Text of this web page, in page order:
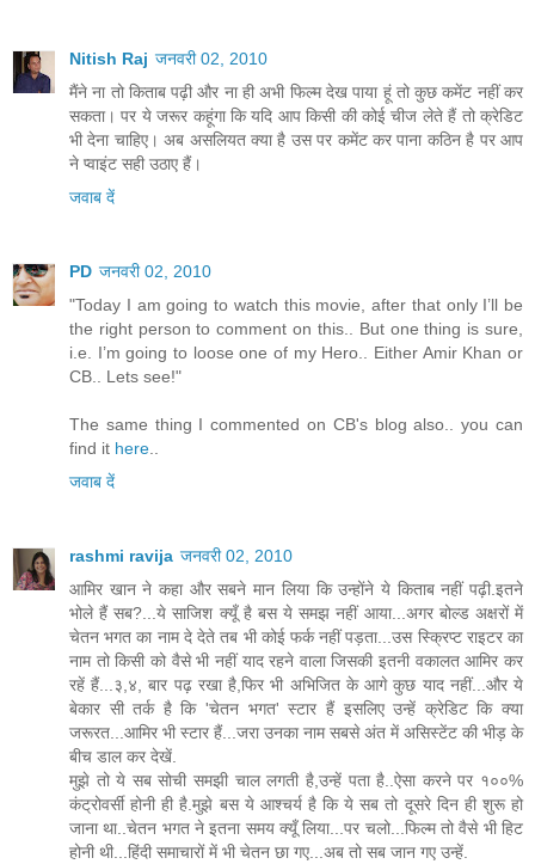
Nitish Raj जनवरी 02, 2010
मैंने ना तो किताब पढ़ी और ना ही अभी फिल्म देख पाया हूं तो कुछ कमेंट नहीं कर
सकता। पर ये जरूर कहूंगा कि यदि आप किसी की कोई चीज लेते हैं तो क्रेडिट
भी देना चाहिए। अब असलियत क्या है उस पर कमेंट कर पाना कठिन है पर आप
ने प्वाइंट सही उठाए हैं।
जवाब दें
PD जनवरी 02, 2010
"Today I am going to watch this movie, after that only I’ll be
the right person to comment on this.. But one thing is sure,
i.e. I’m going to loose one of my Hero.. Either Amir Khan or
CB.. Lets see!"
The same thing I commented on CB's blog also.. you can
find it here
जवाब दें
rashmi ravija जनवरी 02, 2010
आमिर खान ने कहा और सबने मान लिया कि उन्होंने ये किताब नहीं पढ़ी.इतने
भोले हैं सब?...ये साजिश क्यूँ है बस ये समझ नहीं आया...अगर बोल्ड अक्षरों में
चेतन भगत का नाम दे देते तब भी कोई फर्क नहीं पड़ता...उस स्क्रिप्ट राइटर का
नाम तो किसी को वैसे भी नहीं याद रहने वाला जिसकी इतनी वकालत आमिर कर
रहें हैं...३,४, बार पढ़ रखा है,फिर भी अभिजित के आगे कुछ याद नहीं...और ये
बेकार सी तर्क है कि 'चेतन भगत' स्टार हैं इसलिए उन्हें क्रेडिट कि क्या
जरूरत...आमिर भी स्टार हैं...जरा उनका नाम सबसे अंत में असिस्टेंट की भीड़ के
बीच डाल कर देखें.
मुझे तो ये सब सोची समझी चाल लगती है,उन्हें पता है..ऐसा करने पर १००%
कंट्रोवर्सी होनी ही है.मुझे बस ये आश्चर्य है कि ये सब तो दूसरे दिन ही शुरू हो
जाना था..चेतन भगत ने इतना समय क्यूँ लिया...पर चलो...फिल्म तो वैसे भी हिट
होनी थी...हिंदी समाचारों में भी चेतन छा गए...अब तो सब जान गए उन्हें.